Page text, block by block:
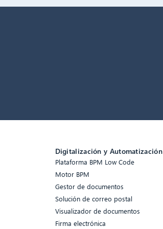
Digitalización y Automatización
Plataforma BPM Low Code
Motor BPM
Gestor de documentos
Solución de correo postal
Visualizador de documentos
Firma electrónica